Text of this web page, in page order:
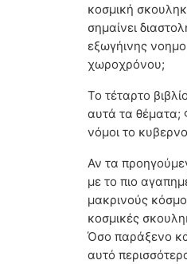
κοσμική
σημαίνει
εξωγήινης
χωροχρόνου;
Το τέταρτο
αυτά τα θέματα;
νόμοι το
Αν τα
με το πιο
μακρινούς
κοσμικές
Όσο παράξενο
αυτό